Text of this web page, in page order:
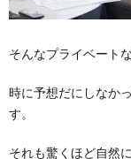
そんなプライベート
時に予想だにしなか
す。
それも驚くほど自然